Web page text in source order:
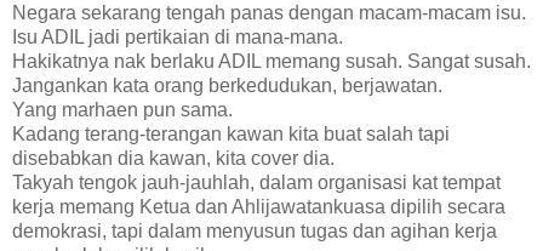
Negara sekarang tengah panas dengan macam-macam isu.
Isu ADIL jadi pertikaian di mana-mana.
Hakikatnya nak berlaku ADIL memang susah. Sangat susah.
Jangankan kata orang berkedudukan, berjawatan.
Yang marhaen pun sama.
Kadang terang-terangan kawan kita buat salah tapi
disebabkan dia kawan, kita cover dia.
Takyah tengok jauh-jauhlah, dalam organisasi kat tempat
kerja memang Ketua dan Ahlijawatankuasa dipilih secara
demokrasi, tapi dalam menyusun tugas dan agihan kerja